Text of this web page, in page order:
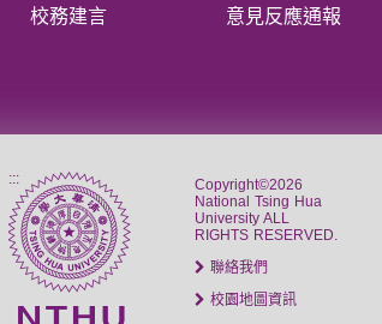
校務建言 意見反應通報
:::
Copyright©2026
National Tsing Hua
University ALL
RIGHTS RESERVED.
聯絡我們
校園地圖資訊